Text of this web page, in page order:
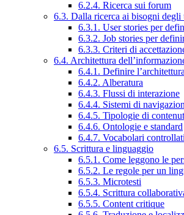
6.2.4. Ricerca sui forum
6.3. Dalla ricerca ai bisogni degli
6.3.1. User stories per
6.3.2. Job stories per
6.3.3. Criteri di
6.4. Architettura
6.4.1. Definire
6.4.2. Alberatura
6.4.3. Flussi di interazione
6.4.4. Sistemi di
6.4.5. Tipologie di
6.4.6. Ontologie e standard
6.4.7. Vocabolari
6.5. Scrittura e linguaggio
6.5.1. Come leggono le
6.5.2. Le regole per un
6.5.3. Microtesti
6.5.4. Scrittura
6.5.5. Content critique